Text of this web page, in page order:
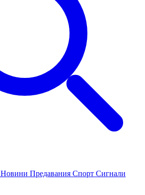
Новини Предавания Спорт Сигнали